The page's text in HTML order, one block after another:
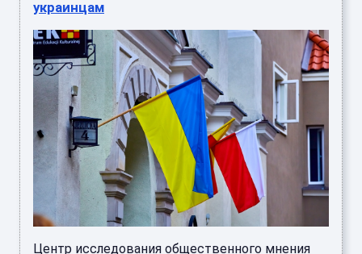
украинцам
Центр исследования общественного мнения